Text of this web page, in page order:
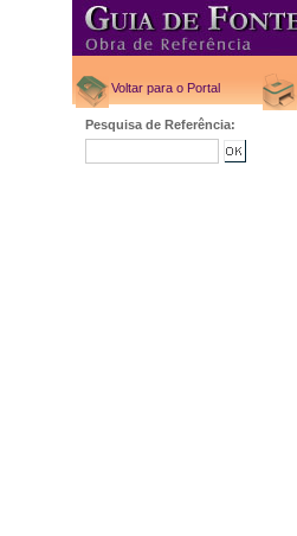
Voltar para o Portal
Pesquisa de Referência: